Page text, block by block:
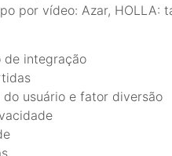
por vídeo: Azar,
de integração
usuário e fator diversão